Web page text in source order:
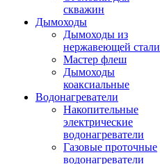
скважин
Дымоходы
Дымоходы из
нержавеющей стали
Мастер флеш
Дымоходы
коаксиальные
Водонагреватели
Накопительные
электрические
водонагреватели
Газовые проточные
водонагреватели